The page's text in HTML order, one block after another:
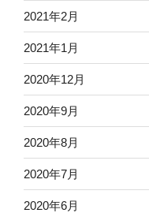
2021年2月
2021年1月
2020年12月
2020年9月
2020年8月
2020年7月
2020年6月